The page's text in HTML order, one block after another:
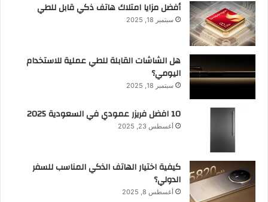
أفضل مزايا امتلاك هاتف ذكي قابل للطي
سبتمبر 18, 2025
هل الشاشات القابلة للطي عملية للاستخدام
اليومي؟
سبتمبر 18, 2025
10 افضل فريزر عمودي​ في السعودية​ 2025
أغسطس 23, 2025
كيفية اختيار الهاتف الذكي المناسب للسفر
الدولي؟
أغسطس 8, 2025